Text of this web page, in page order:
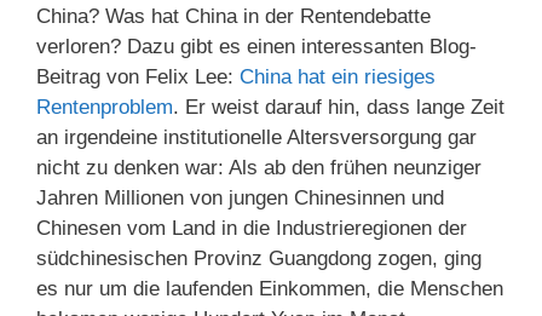
China? Was hat China in der Rentendebatte
verloren? Dazu gibt es einen interessanten Blog-
Beitrag von Felix Lee: China hat ein riesiges
Rentenproblem. Er weist darauf hin, dass lange Zeit
an irgendeine institutionelle Altersversorgung gar
nicht zu denken war: Als ab den frühen neunziger
Jahren Millionen von jungen Chinesinnen und
Chinesen vom Land in die Industrieregionen der
südchinesischen Provinz Guangdong zogen, ging
es nur um die laufenden Einkommen, die Menschen